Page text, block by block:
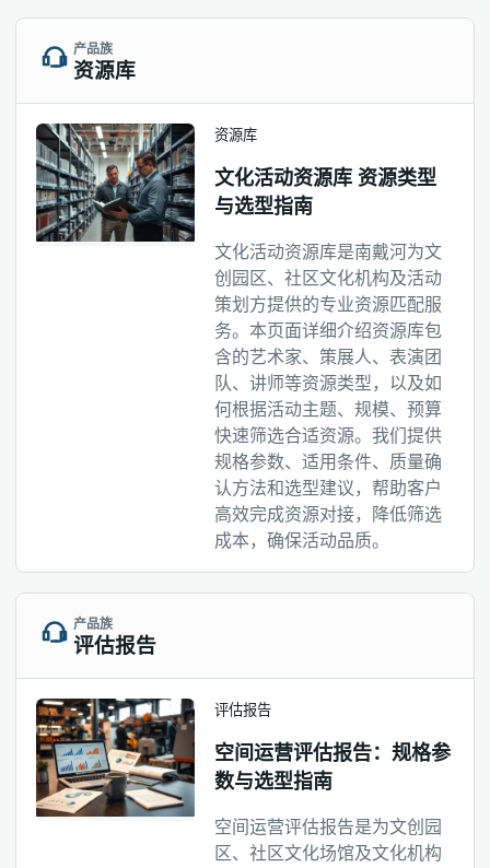
产品族
资源库
资源库
文化活动资源库 资源类型
与选型指南
文化活动资源库是南戴河为文
创园区、社区文化机构及活动
策划方提供的专业资源匹配服
务。本页面详细介绍资源库包
含的艺术家、策展人、表演团
队、讲师等资源类型，以及如
何根据活动主题、规模、预算
快速筛选合适资源。我们提供
规格参数、适用条件、质量确
认方法和选型建议，帮助客户
高效完成资源对接，降低筛选
成本，确保活动品质。
产品族
评估报告
评估报告
空间运营评估报告：规格参
数与选型指南
空间运营评估报告是为文创园
区、社区文化场馆及文化机构